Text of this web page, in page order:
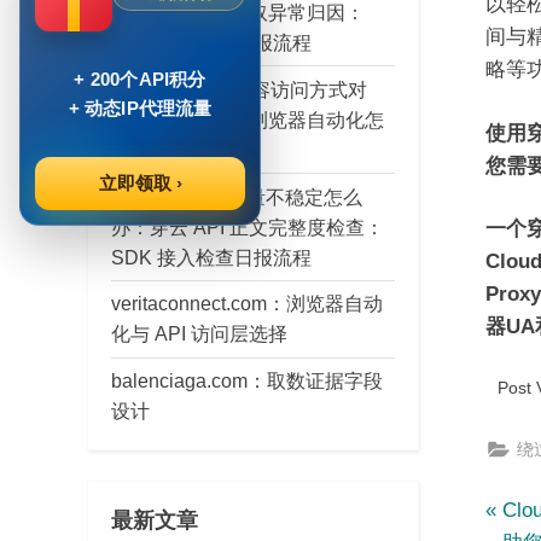
以轻
间与
略等
使用
您需
一个
器UA
Post
绕
文
P
层：穿云 API 获取异常归因：
SDK 接入检查日报流程
brainly.pl 公开内容访问方式对
比：穿云 API 与浏览器自动化怎
AI Agent 输入质量不稳定怎么
办：穿云 API 正文完整度检查：
SDK 接入检查日报流程
veritaconnect.com：浏览器自动
化与 API 访问层选择
balenciaga.com：取数证据字段
设计
最新文章
+ 200个API积分
+ 动态IP代理流量
立即领取 ›